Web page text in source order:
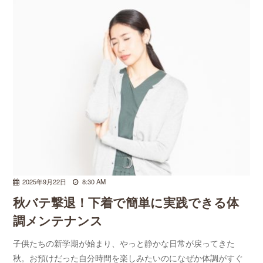
2025年9月22日 8:30 AM
秋バテ撃退！下着で簡単に実践できる体
調メンテナンス
子供たちの新学期が始まり、やっと静かな日常が戻ってきた
秋。お預けだった自分時間を楽しみたいのになぜか体調がすぐ